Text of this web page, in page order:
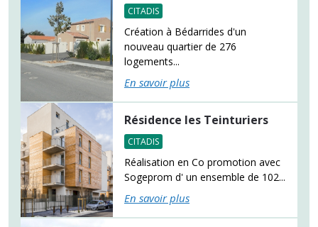
CITADIS
Création à Bédarrides d'un
nouveau quartier de 276
logements...
En savoir plus
Résidence les Teinturiers
CITADIS
Réalisation en Co promotion avec
Sogeprom d' un ensemble de 102...
En savoir plus